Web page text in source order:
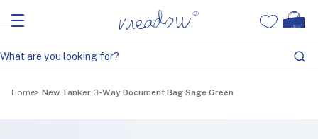
Home New Tanker 3-Way Document Bag Sage Green